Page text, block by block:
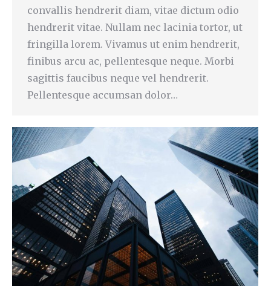
convallis hendrerit diam, vitae dictum odio
hendrerit vitae. Nullam nec lacinia tortor, ut
fringilla lorem. Vivamus ut enim hendrerit,
finibus arcu ac, pellentesque neque. Morbi
sagittis faucibus neque vel hendrerit.
Pellentesque accumsan dolor…